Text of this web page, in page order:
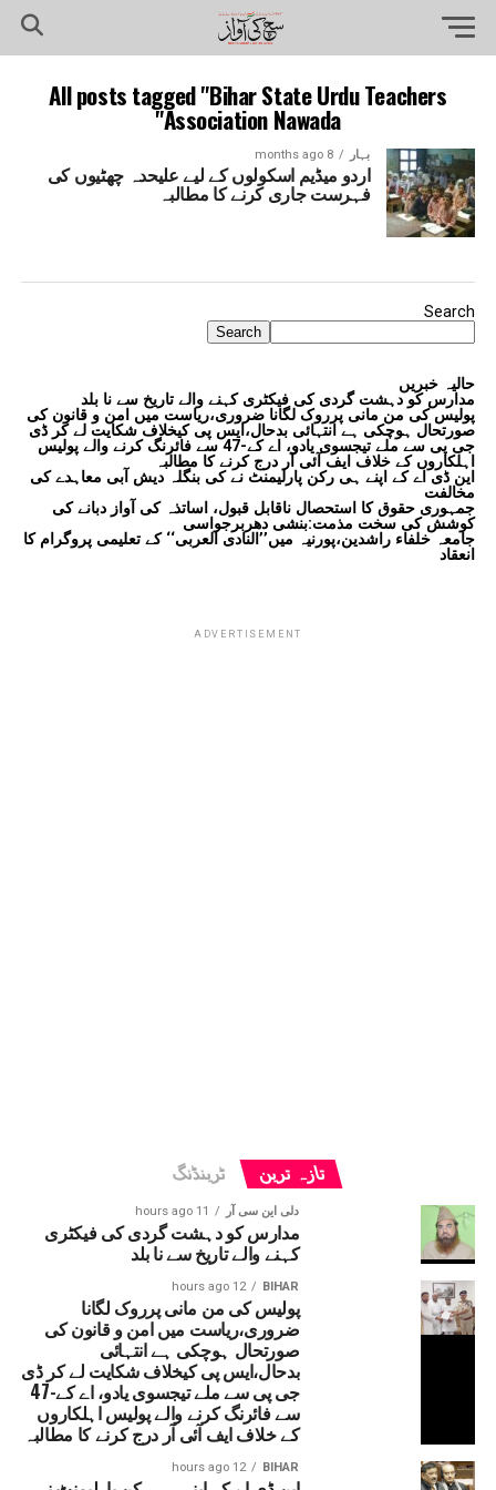
All posts tagged "Bihar State Urdu Teachers
Association Nawada"
بہار 8 months ago
اردو میڈیم اسکولوں کے لیے علیحدہ چھٹیوں کی
فہرست جاری کرنے کا مطالبہ
Search
Search
حالیہ خبریں
مدارس کو دہشت گردی کی فیکٹری کہنے والے تاریخ سے نا بلد
پولیس کی من مانی پرروک لگانا ضروری،ریاست میں امن و قانون کی
صورتحال ہوچکی ہے انتہائی بدحال،ایس پی کیخلاف شکایت لے کر ڈی
جی پی سے ملے تیجسوی یادو، اے کے-47 سے فائرنگ کرنے والے پولیس
اہلکاروں کے خلاف ایف آئی آر درج کرنے کا مطالبہ
این ڈی اے کے اپنے ہی رکن پارلیمنٹ نے کی بنگلہ دیش آبی معاہدے کی
مخالفت
جمہوری حقوق کا استحصال ناقابل قبول، اساتذہ کی آواز دبانے کی
کوشش کی سخت مذمت:بنشی دھربرجواسی
جامعہ خلفاء راشدین،پورنیہ میں’’النادی العربی‘‘ کے تعلیمی پروگرام کا
انعقاد
ADVERTISEMENT
تازہ ترین ٹرینڈنگ
دلی این سی آر 11 hours ago
مدارس کو دہشت گردی کی فیکٹری
کہنے والے تاریخ سے نا بلد
BIHAR
12 hours ago
پولیس کی من مانی پرروک لگانا
ضروری،ریاست میں امن و قانون کی
صورتحال ہوچکی ہے انتہائی
بدحال،ایس پی کیخلاف شکایت لے کر ڈی
جی پی سے ملے تیجسوی یادو، اے کے-47
سے فائرنگ کرنے والے پولیس اہلکاروں
کے خلاف ایف آئی آر درج کرنے کا مطالبہ
BIHAR
12 hours ago